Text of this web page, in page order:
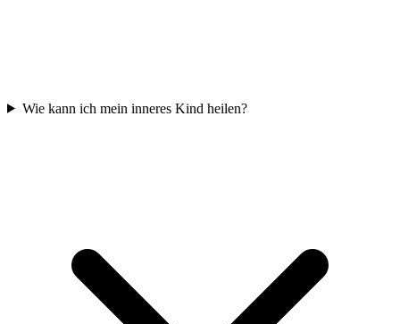
Wie kann ich mein inneres Kind heilen?